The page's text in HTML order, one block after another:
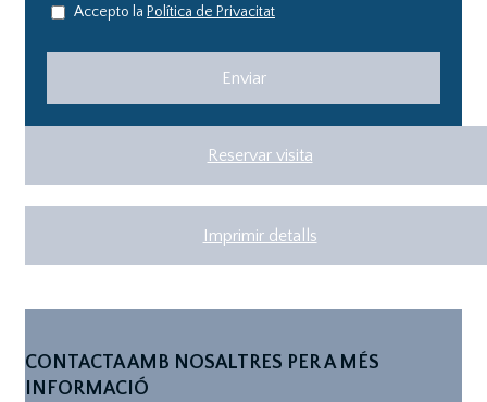
Accepto la Política de Privacitat
Reservar visita
Imprimir detalls
CONTACTA AMB NOSALTRES PER A MÉS
INFORMACIÓ